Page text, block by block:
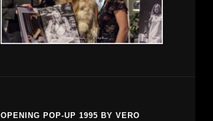
OPENING POP-UP 1995 BY VERO